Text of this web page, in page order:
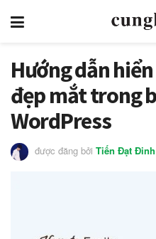
Hướng dẫn
đẹp mắt trong
WordPress
được đăng bởi Tiến Đạt Đinh